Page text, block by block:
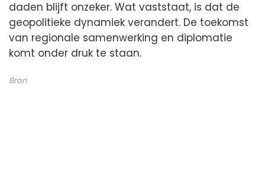
daden blijft onzeker. Wat vaststaat, is dat de
geopolitieke dynamiek verandert. De toekomst
van regionale samenwerking en diplomatie
komt onder druk te staan.
Bron